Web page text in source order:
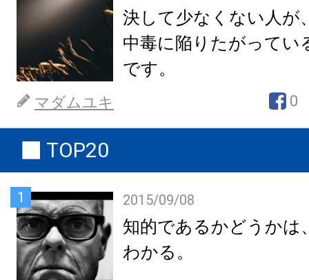
決して少なくない人が
中毒に陥りたがってい
です。
マダムユキ 0
TOP20
1 2015/09/08
知的であるかどうかは
わかる。